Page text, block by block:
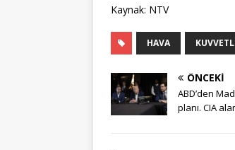
Kaynak: NTV
HAVA
ÖNCEKI
ABD’den
planı. CIA